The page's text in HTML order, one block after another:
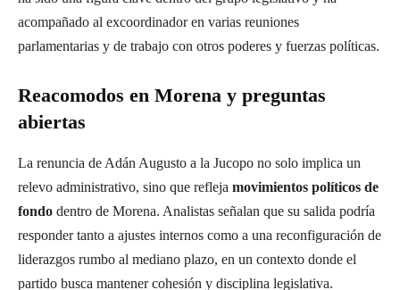
acompañado al excoordinador en varias reuniones
parlamentarias y de trabajo con otros poderes y fuerzas políticas.
Reacomodos en Morena y preguntas
abiertas
La renuncia de Adán Augusto a la Jucopo no solo implica un
relevo administrativo, sino que refleja movimientos políticos de
fondo dentro de Morena. Analistas señalan que su salida podría
responder tanto a ajustes internos como a una reconfiguración de
liderazgos rumbo al mediano plazo, en un contexto donde el
partido busca mantener cohesión y disciplina legislativa.